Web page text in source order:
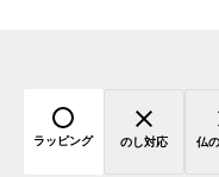
ラッピング のし対応 仏